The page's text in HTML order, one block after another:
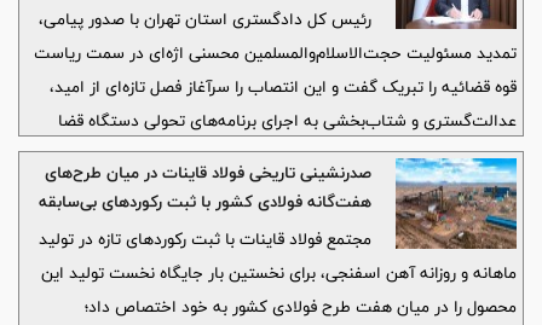
رئیس کل دادگستری استان تهران با صدور پیامی،
تمدید مسئولیت حجت‌الاسلام‌والمسلمین محسنی اژه‌ای در سمت ریاست
قوه قضائیه را تبریک گفت و این انتصاب را سرآغاز فصل تازه‌ای از امید،
عدالت‌گستری و شتاب‌بخشی به اجرای برنامه‌های تحولی دستگاه قضا
دانست.
صدرنشینی تاریخی فولاد قاینات در میان طرح‌های
هفت‌گانه فولادی کشور با ثبت رکوردهای بی‌سابقه
تولید‌
مجتمع فولاد قاینات با ثبت رکوردهای تازه در تولید
ماهانه و روزانه آهن اسفنجی، برای نخستین بار جایگاه نخست تولید این
محصول را در میان هفت طرح فولادی کشور به خود اختصاص داد؛